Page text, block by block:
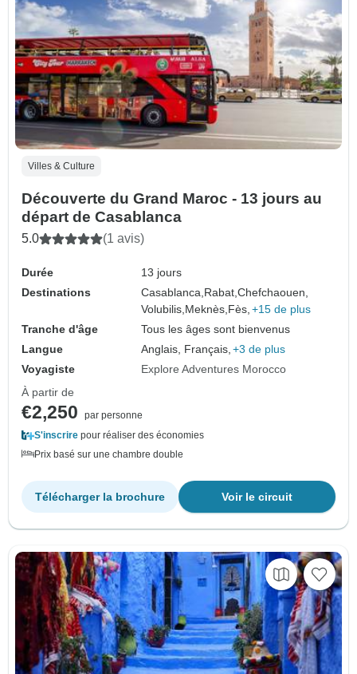
Villes & Culture
Découverte du Grand Maroc - 13 jours au
départ de Casablanca
5.0 (1 avis)
Durée
13 jours
Destinations
Casablanca, Rabat,Chefchaouen,
Volubilis, Meknès, Fès, +15 de plus
Tranche d'âge
Tous les âges sont bienvenus
Langue
Anglais, Français, +3 de plus
Voyagiste
Explore Adventures Morocco
À partir de
€2,250
par personne
S'inscrire pour réaliser des économies
Prix basé sur une chambre double
Voir le circuit
Télécharger la brochure